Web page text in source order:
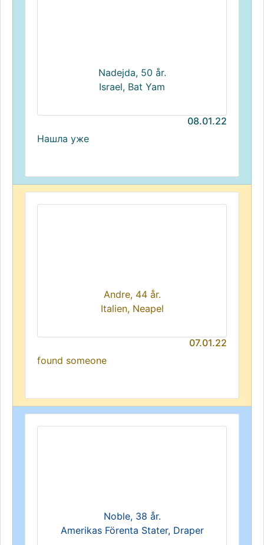
Nadejda, 50 år.
Israel, Bat Yam
08.01.22
Нашла уже
Andre, 44 år.
Italien, Neapel
07.01.22
found someone
Noble, 38 år.
Amerikas Förenta Stater, Draper